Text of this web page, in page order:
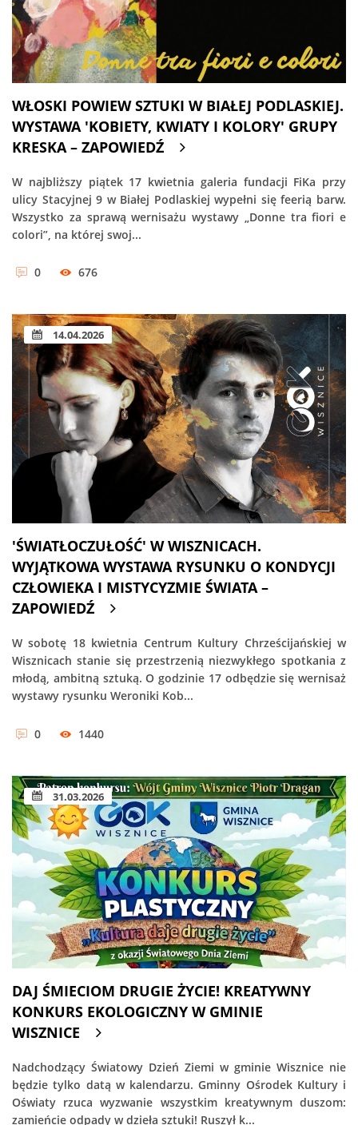
WŁOSKI POWIEW SZTUKI W BIAŁEJ PODLASKIEJ.
WYSTAWA 'KOBIETY, KWIATY I KOLORY' GRUPY
KRESKA – ZAPOWIEDŹ
W najbliższy piątek 17 kwietnia galeria fundacji FiKa przy
ulicy Stacyjnej 9 w Białej Podlaskiej wypełni się feerią barw.
Wszystko za sprawą wernisażu wystawy „Donne tra fiori e
colori”, na której swoj...
0 676
14.04.2026
'ŚWIATŁOCZUŁOŚĆ' W WISZNICACH.
WYJĄTKOWA WYSTAWA RYSUNKU O KONDYCJI
CZŁOWIEKA I MISTYCYZMIE ŚWIATA –
ZAPOWIEDŹ
W sobotę 18 kwietnia Centrum Kultury Chrześcijańskiej w
Wisznicach stanie się przestrzenią niezwykłego spotkania z
młodą, ambitną sztuką. O godzinie 17 odbędzie się wernisaż
wystawy rysunku Weroniki Kob...
0 1440
31.03.2026
DAJ ŚMIECIOM DRUGIE ŻYCIE! KREATYWNY
KONKURS EKOLOGICZNY W GMINIE
WISZNICE
Nadchodzący Światowy Dzień Ziemi w gminie Wisznice nie
będzie tylko datą w kalendarzu. Gminny Ośrodek Kultury i
Oświaty rzuca wyzwanie wszystkim kreatywnym duszom:
zamieńcie odpady w dzieła sztuki! Ruszył k...